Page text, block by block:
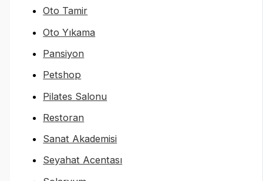
Oto Tamir
Oto Yıkama
Pansiyon
Petshop
Pilates Salonu
Restoran
Sanat Akademisi
Seyahat Acentası